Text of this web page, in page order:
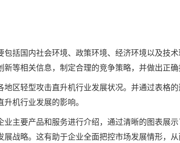
括国内社会环境、政策环境、经济环境以及技
等相关信息，制定合理的竞争策略，并做出正确
区轻型攻击直升机行业发展状况。并通过表格
机行业发展的影响。
主要产品和服务进行介绍，通过清晰的图表展
展战略。这有助于企业全面把控市场发展情形，